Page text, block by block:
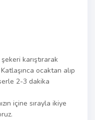
karıştırarak
ocaktan alıp
2-3 dakika
içine sırayla ikiye